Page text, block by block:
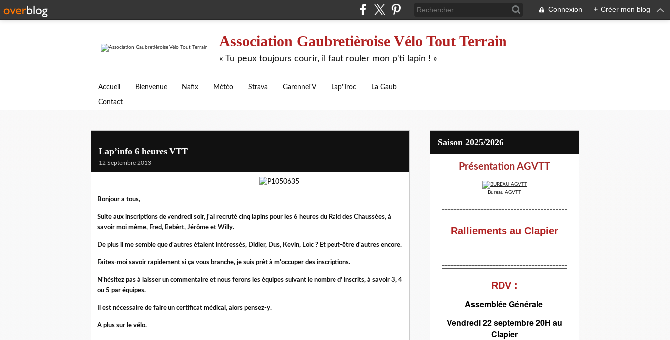
Connexion + Créer mon blog
Association Gaubretièroise Vélo Tout Terrain
« Tu peux toujours courir, il faut rouler mon p'ti lapin ! »
Accueil Bienvenue Nafix Météo Strava GarenneTV Lap'Troc La Gaub
Contact
Lap’info 6 heures VTT
12 Septembre 2013
Bonjour a tous,
Suite aux inscriptions de vendredi soir, j'ai recruté cinq lapins pour les 6 heures du Raid des Chaussées, à
savoir moi même, Fred, Bebèrt, Jérôme et Willy.
De plus il me semble que d'autres étaient intéressés, Didier, Dus, Kevin, Loïc ? Et peut-être d'autres encore.
Faites-moi savoir rapidement si ça vous branche, je suis prêt à m'occuper des inscriptions.
N'hésitez pas à laisser un commentaire et nous ferons les équipes suivant le nombre d' inscrits, à savoir 3, 4
ou 5 par équipes.
Il est nécessaire de faire un certificat médical, alors pensez-y.
A plus sur le vélo.
Saison 2025/2026
Présentation AGVTT
Bureau AGVTT
------------------------------------------
Ralliements au Clapier
------------------------------------------
RDV :
Assemblée Générale
Vendredi 22 septembre 20H au
Clapier